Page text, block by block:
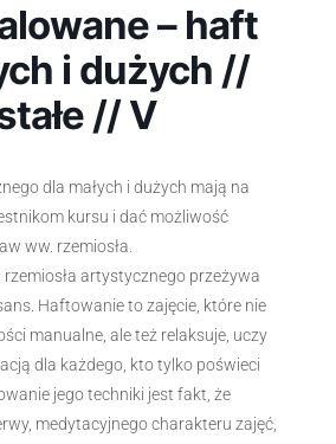
– haft
i dużych //
// V
dla małych i dużych mają na
kursu i dać możliwość
ww. rzemiosła.
artystycznego przeżywa
Haftowanie to zajęcie, które nie
manualne, ale też relaksuje, uczy
dla każdego, kto tylko poświeci
jego techniki jest fakt, że
medytacyjnego charakteru zajęć,